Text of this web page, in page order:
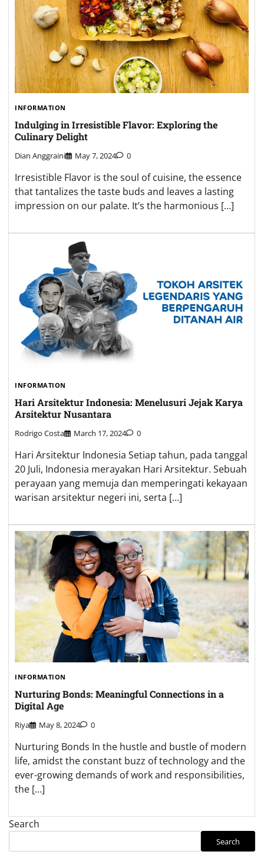
INFORMATION
Indulging in Irresistible Flavor: Exploring the
Culinary Delight
Dian Anggraini May 7, 2024 0
Irresistible Flavor is the soul of cuisine, the essence
that tantalizes the taste buds and leaves a lasting
impression on our palate. It’s the harmonious […]
INFORMATION
Hari Arsitektur Indonesia: Menelusuri Jejak Karya
Arsitektur Nusantara
Rodrigo Costa March 17, 2024 0
Hari Arsitektur Indonesia Setiap tahun, pada tanggal
20 Juli, Indonesia merayakan Hari Arsitektur. Sebuah
perayaan yang memuja dan memperingati kekayaan
warisan arsitektur negeri ini, serta […]
INFORMATION
Nurturing Bonds: Meaningful Connections in a
Digital Age
Riya May 8, 2024 0
Nurturing Bonds In the hustle and bustle of modern
life, amidst the constant buzz of technology and the
ever-growing demands of work and responsibilities,
the […]
Search
Search